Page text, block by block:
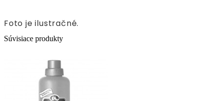
Foto je ilustračné.
Súvisiace produkty